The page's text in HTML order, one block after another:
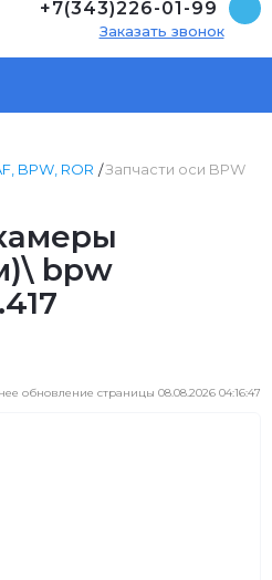
+7(343)226-01-99
Заказать звонок
BPW, ROR
Запчасти оси BPW
bpw
обновление страницы 08.08.2026 04:16:47